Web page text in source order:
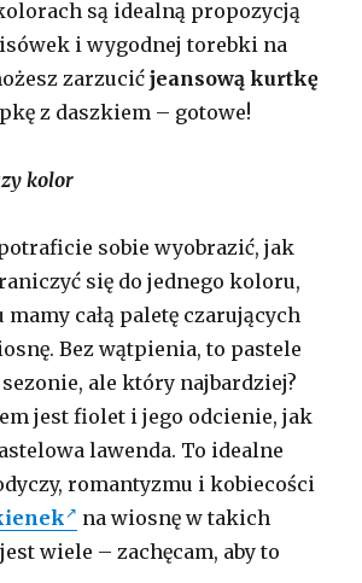
są idealną propozycją
i wygodnej torebki na
zarzucić jeansową kurtkę
z daszkiem – gotowe!
kolor
sobie wyobrazić, jak
się do jednego koloru,
mamy całą paletę czarujących
Bez wątpienia, to pastele
ale który najbardziej?
jest fiolet i jego odcienie, jak
lawenda. To idealne
romantyzmu i kobiecości
na wiosnę w takich
wiele – zachęcam, aby to